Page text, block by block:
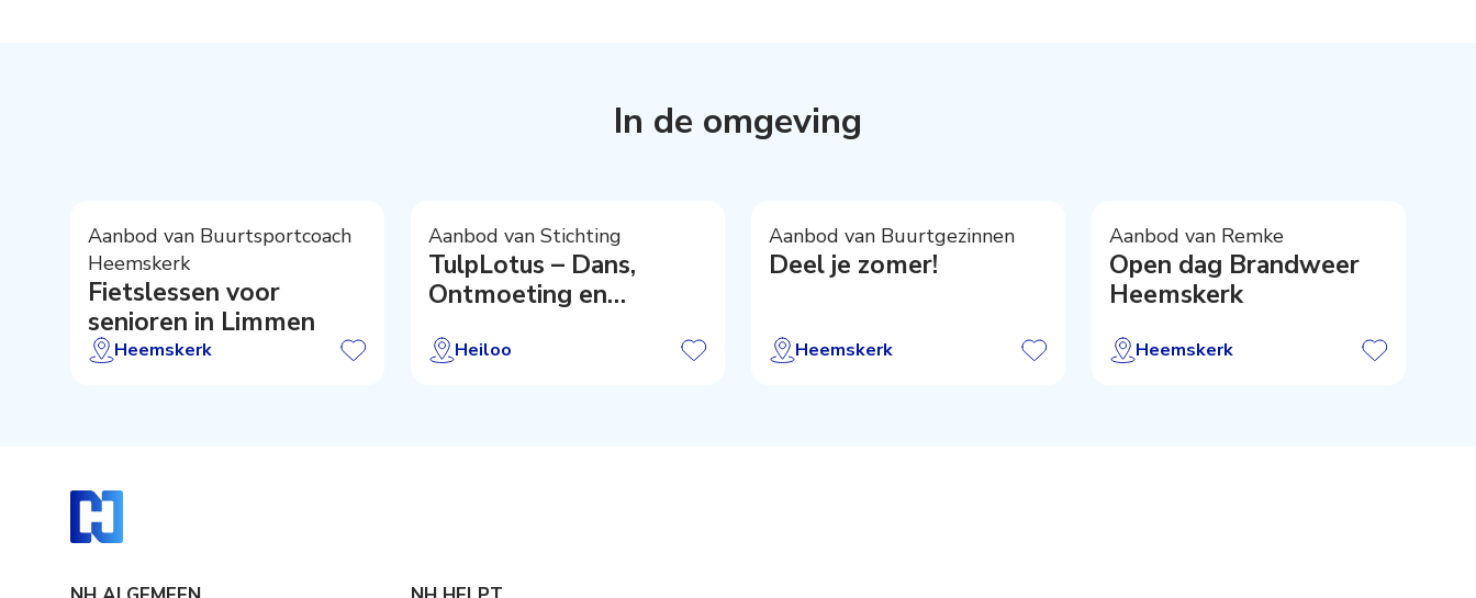
In de omgeving
Aanbod van Buurtsportcoach
Heemskerk
Fietslessen voor
senioren in Limmen
Heemskerk
Aanbod van Stichting
TulpLotus – Dans,
Ontmoeting en
Heiloo
Aanbod van Buurtgezinnen
Deel je zomer!
Heemskerk
Aanbod van Remke
Open dag Brandweer
Heemskerk
Heemskerk